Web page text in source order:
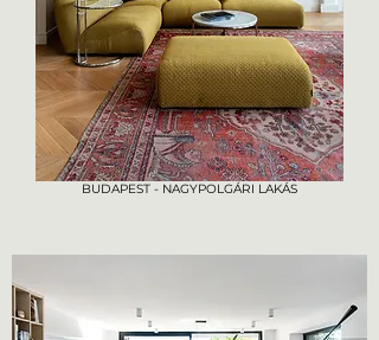
BUDAPEST - NAGYPOLGÁRI LAKÁS